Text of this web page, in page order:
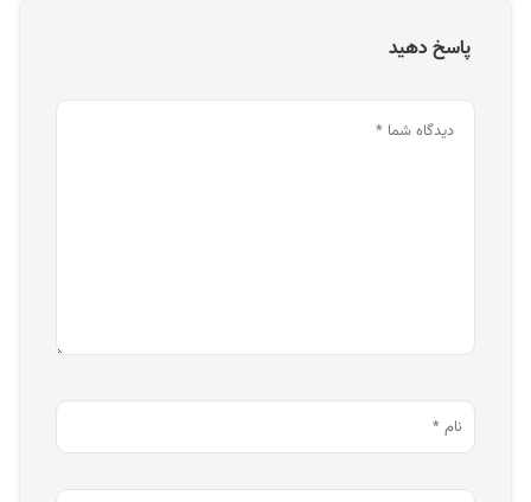
پاسخ دهید